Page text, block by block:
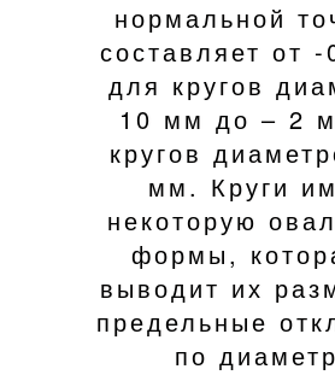
нормальной
составляет от
для кругов
10 мм до – 2
кругов
мм. Круги
некоторую
формы,
выводит их
предельные
по